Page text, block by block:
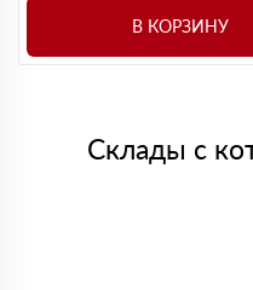
В КОРЗИНУ
Склады с